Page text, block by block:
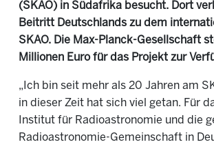
(SKAO) in Südafrika besucht. Dort
Beitritt Deutschlands zu dem
SKAO. Die Max-Planck-Gesellschaft
Millionen Euro für das Projekt zur
„Ich bin seit mehr als 20 Jahren am
in dieser Zeit hat sich viel getan. Für
Institut für Radioastronomie und die
Radioastronomie-Gemeinschaft in